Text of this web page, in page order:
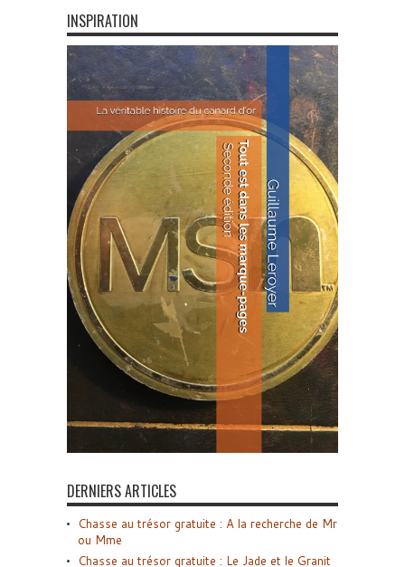
INSPIRATION
DERNIERS ARTICLES
Chasse au trésor gratuite : A la recherche de Mr
ou Mme
Chasse au trésor gratuite : Le Jade et le Granit